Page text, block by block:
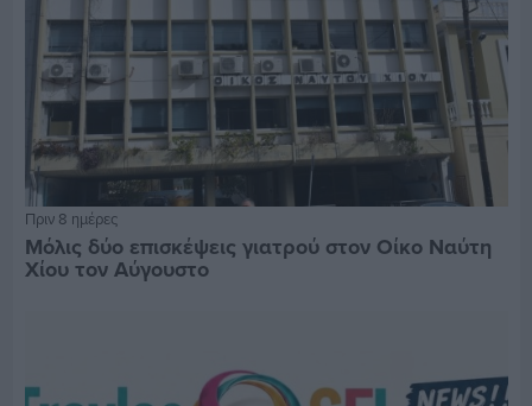
Πριν 8 ημέρες
Μόλις δύο επισκέψεις γιατρού στον Οίκο Ναύτη
Χίου τον Αύγουστο